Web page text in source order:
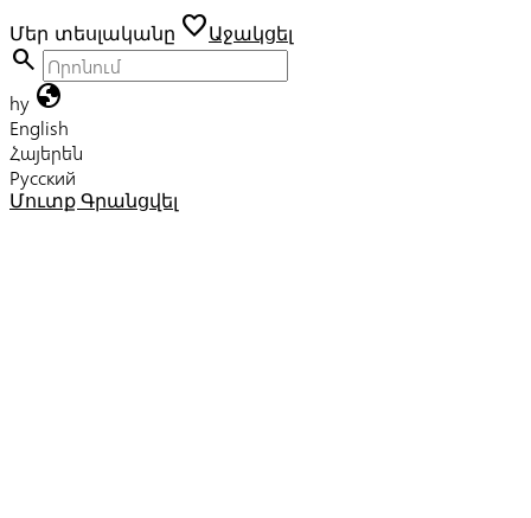
Մեր տեսլականը favoriteԱջակցել
search
hy globe
English
Հայերեն
Русский
Մուտք Գրանցվել